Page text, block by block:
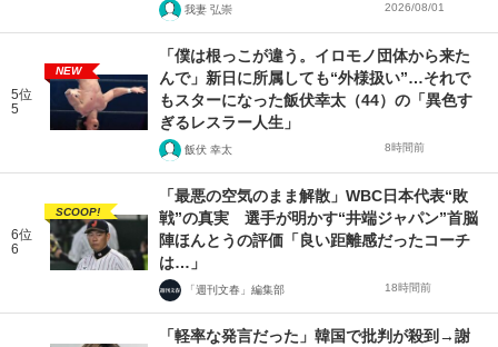
我妻 弘崇 2026/08/01
5位
5
NEW
「僕は根っこが違う。イロモノ団体から来た
んで」新日に所属しても“外様扱い”…それで
もスターになった飯伏幸太（44）の「異色す
ぎるレスラー人生」
飯伏 幸太 8時間前
6位
6
SCOOP!
「最悪の空気のまま解散」WBC日本代表“敗
戦”の真実 選手が明かす“井端ジャパン”首脳
陣ほんとうの評価「良い距離感だったコーチ
は…」
「週刊文春」編集部 18時間前
「軽率な発言だった」韓国で批判が殺到→謝